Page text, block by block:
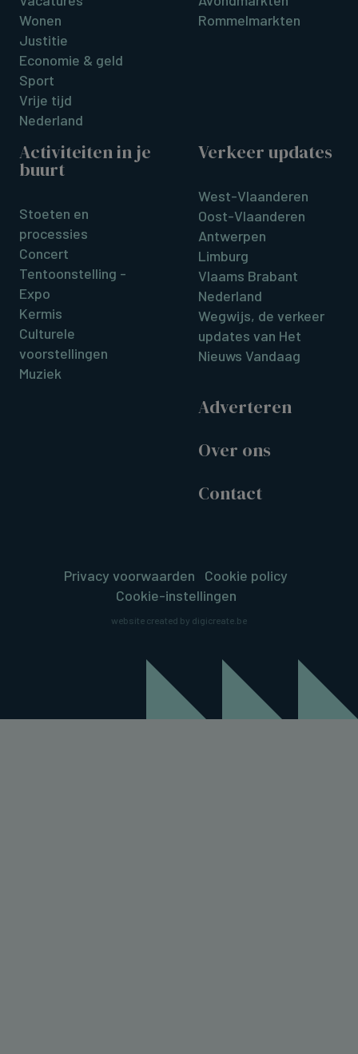
Wonen
Justitie
Economie & geld
Sport
Vrije tijd
Nederland
Rommelmarkten
Activiteiten in je
buurt
Stoeten en
processies
Concert
Tentoonstelling -
Expo
Kermis
Culturele
voorstellingen
Muziek
Verkeer updates
West-Vlaanderen
Oost-Vlaanderen
Antwerpen
Limburg
Vlaams Brabant
Nederland
Wegwijs, de verkeer
updates van Het
Nieuws Vandaag
Adverteren
Over ons
Contact
Privacy voorwaarden
Cookie policy
Cookie-instellingen
website created by digicreate.be